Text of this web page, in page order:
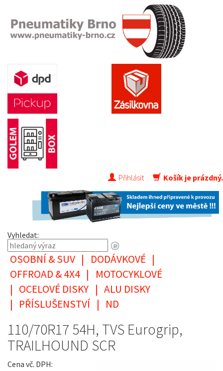
Přihlásit Košík je prázdný.
Vyhledat:
OSOBNÍ & SUV | DODÁVKOVÉ |
OFFROAD & 4X4 |
MOTOCYKLOVÉ
| OCELOVÉ DISKY | ALU DISKY
| PŘÍSLUŠENSTVÍ | ND
110/70R17 54H, TVS Eurogrip,
TRAILHOUND SCR
Cena vč. DPH: